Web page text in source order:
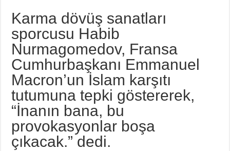
Karma dövüş sanatları
sporcusu Habib
Nurmagomedov, Fransa
Cumhurbaşkanı Emmanuel
Macron’un İslam karşıtı
tutumuna tepki göstererek,
“İnanın bana, bu
provokasyonlar boşa
çıkacak.” dedi.